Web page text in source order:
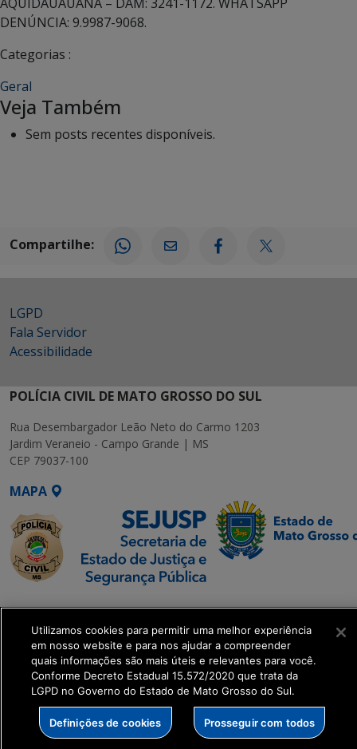
DENÚNCIA: 9.9987-9068.
Categorias :
Geral
Veja Também
Sem posts recentes disponíveis.
Compartilhe:
LGPD
Fala Servidor
Acessibilidade
POLÍCIA CIVIL DE MATO GROSSO DO SUL
Rua Desembargador Leão Neto do Carmo 1203
Jardim Veraneio - Campo Grande | MS
CEP 79037-100
MAPA
SETDIG | Secretaria-
Executiva de
Transformação Digital
get_footer();
Utilizamos cookies para permitir uma melhor experiência
em nosso website e para nos ajudar a compreender
quais informações são mais úteis e relevantes para você.
Conforme Decreto Estadual 15.572/2020 que trata da
LGPD no Governo do Estado de Mato Grosso do Sul.
Definições de cookies Prosseguir com todos